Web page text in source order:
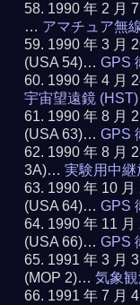
1990 年 2 月
… アマチュア無
1990 年 3 月
(USA 54)…GPS
1990 年 4 月
宇宙望遠鏡 (HST)
1990 年 8 月
(USA 63)…GPS
1990 年 8 月
3A)…実験用中
1990 年 10
(USA 64)…GPS
1990 年 11
(USA 66)…GPS
1991 年 3 月
(MOP 2)…気象
1991 年 7 月